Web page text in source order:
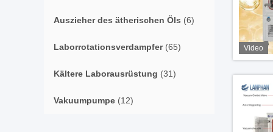
Auszieher des ätherischen Öls (6)
Laborrotationsverdampfer(65)
Kältere Laborausrüstung (31)
Vakuumpumpe (12)
Video